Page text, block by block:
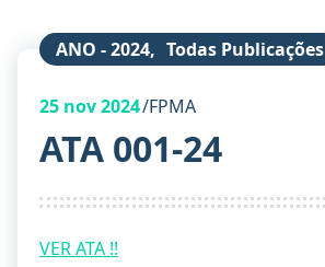
ANO - 2024, Todas Publicações
25 nov 2024 FPMA
ATA 001-24
VER ATA !!